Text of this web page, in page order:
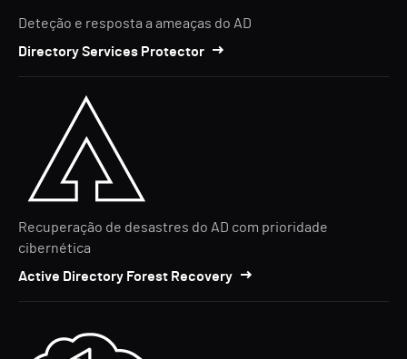
Deteção e resposta a ameaças do AD
Directory Services Protector
Recuperação de desastres do AD com prioridade
cibernética
Active Directory Forest Recovery